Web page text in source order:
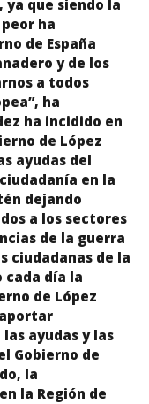
que siendo la
ha
de España
y de los
a todos
ha
ha incidido en
de López
ayudas del
en la
dejando
a los sectores
de la guerra
ciudadanas de la
cada día la
de López
ayudas y las
Gobierno de
la
la Región de